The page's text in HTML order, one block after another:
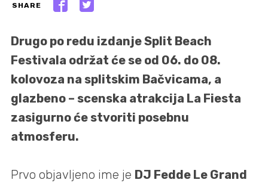
SHARE
Drugo po redu izdanje Split Beach
Festivala održat će se od 06. do 08.
kolovoza na splitskim Bačvicama, a
glazbeno – scenska atrakcija La Fiesta
zasigurno će stvoriti posebnu
atmosferu.
Prvo objavljeno ime je DJ Fedde Le Grand